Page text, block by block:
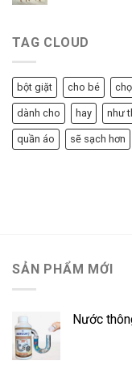
TAG CLOUD
bột giặt cho bé
dành cho hay như
quần áo sẽ sạch hơn
SẢN PHẨM MỚI
Nước